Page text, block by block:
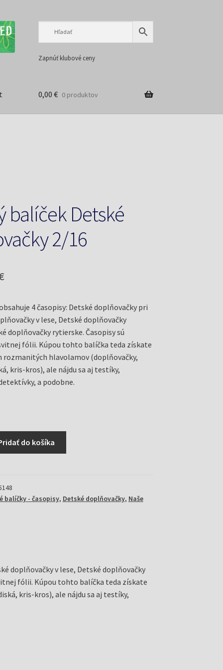
Zapnúť klubové ceny
0,00 € 0 produktov
balíček Detské
2/16
Aktuálna
je:
1,59 €.
4 časopisy: Detské doplňovačky pri
v lese, Detské doplňovačky
doplňovačky rytierske. Časopisy sú
fólii. Kúpou tohto balíčka teda získate
rozmanitých hlavolamov (doplňovačky,
kris-kros), ale nájdu sa aj testíky,
a podobne.
do košíka
balíčky - časopisy, Detské doplňovačky, Naše
doplňovačky v lese, Detské doplňovačky
fólii. Kúpou tohto balíčka teda získate
kris-kros), ale nájdu sa aj testíky,